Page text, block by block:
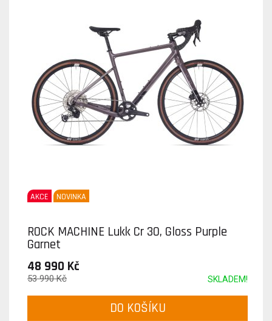
AKCE NOVINKA
ROCK MACHINE Lukk Cr 30, Gloss Purple
Garnet
48 990 Kč
SKLADEM!
53 990 Kč
DO KOŠÍKU